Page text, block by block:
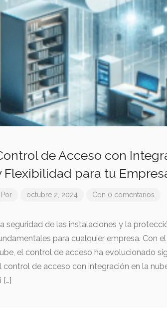
de Acceso con
Flexibilidad para tu
Por octubre 2, 2024 Con 0 comentarios
seguridad de las instalaciones y la
para cualquier empresa. Con
el control de acceso ha evolucionado
control de acceso con integración en la
[…]